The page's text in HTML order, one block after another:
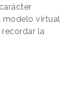
modelo virtual
la